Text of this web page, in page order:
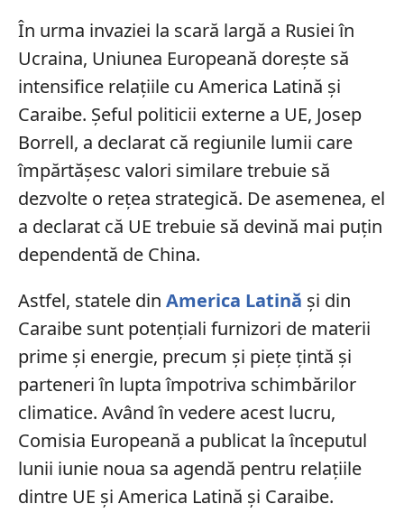
În urma invaziei la scară largă a Rusiei în
Ucraina, Uniunea Europeană dorește să
intensifice relațiile cu America Latină și
Caraibe. Șeful politicii externe a UE, Josep
Borrell, a declarat că regiunile lumii care
împărtășesc valori similare trebuie să
dezvolte o rețea strategică. De asemenea, el
a declarat că UE trebuie să devină mai puțin
dependentă de China.
Astfel, statele din America Latină și din
Caraibe sunt potențiali furnizori de materii
prime și energie, precum și piețe țintă și
parteneri în lupta împotriva schimbărilor
climatice. Având în vedere acest lucru,
Comisia Europeană a publicat la începutul
lunii iunie noua sa agendă pentru relațiile
dintre UE și America Latină și Caraibe.